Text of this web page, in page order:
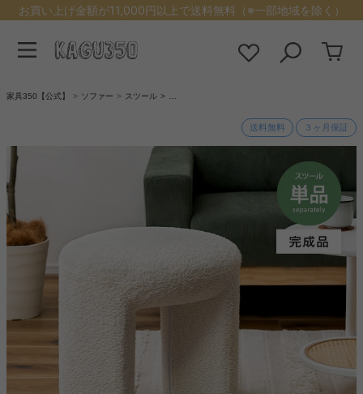
お買い上げ金額が11,000円以上で送料無料（※一部地域を除く）
家具350【公式】 ソファー スツール
送料無料 ３ヶ月保証